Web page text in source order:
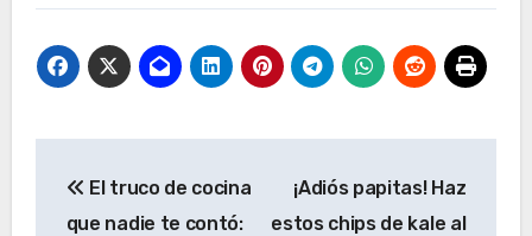
de
El truco de cocina
que nadie te contó:
¡Adiós papitas! Haz
estos chips de kale al